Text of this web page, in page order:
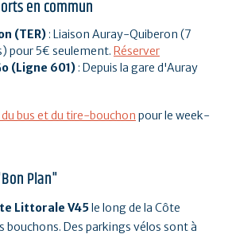
en commun
(TER) : Liaison Auray-Quiberon (7
pour 5€ seulement. Réserver
(Ligne 601) : Depuis la gare d'Auray
du bus et du tire-bouchon pour le week-
Plan"
Littorale V45 le long de la Côte
bouchons. Des parkings vélos sont à